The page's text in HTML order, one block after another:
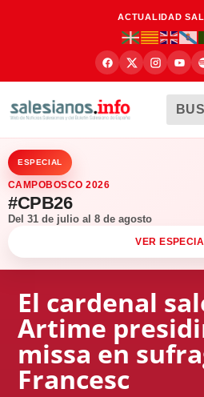
ACTUALIDAD
ESPECIAL
CAMPOBOSCO 2026
#CPB26
Del 31 de julio al 8 de agosto
VER
El cardenal
Artime
missa en
Francesc